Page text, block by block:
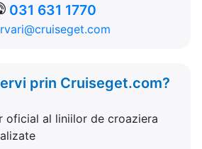
031 631 1770
prin Cruiseget.com?
oficial al liniilor de croaziera